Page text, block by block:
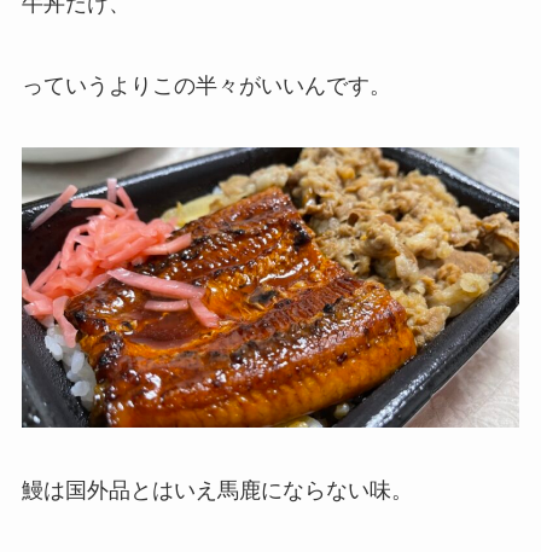
っていうよりこの半々がいいんです。
鰻は国外品とはいえ馬鹿にならない味。